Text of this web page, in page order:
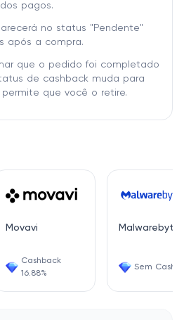
Movavi
Cashback
16.88%
Malwarebytes
Sem
pagos.
no status "Pendente"
após a compra.
que o pedido foi completado
de cashback muda para
que você o retire.